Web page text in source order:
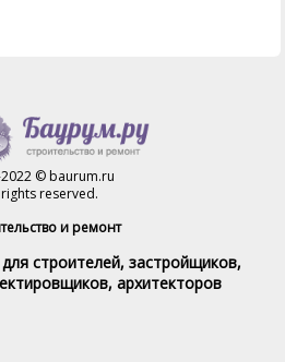
© baurum.ru
reserved.
и ремонт
строителей, застройщиков,
архитекторов